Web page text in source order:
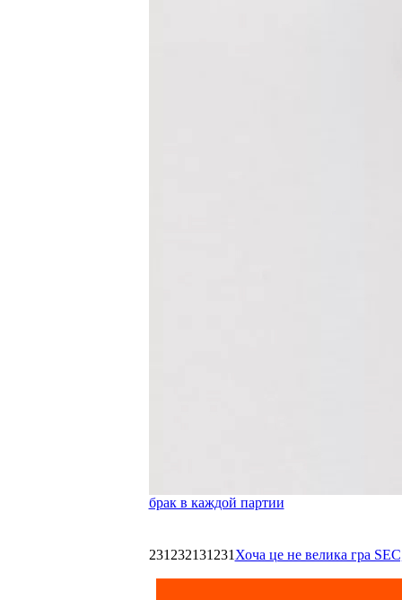
брак в каждой партии
231232131231 Хоча це не велика гра